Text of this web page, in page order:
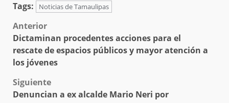
Tags:
Noticias de Tamaulipas
Post
navigation
Anterior
Dictaminan procedentes acciones para el
rescate de espacios públicos y mayor atención a
los jóvenes
Siguiente
Denuncian a ex alcalde Mario Neri por